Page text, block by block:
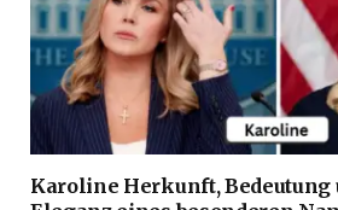
Karoline Herkunft, Bedeutung